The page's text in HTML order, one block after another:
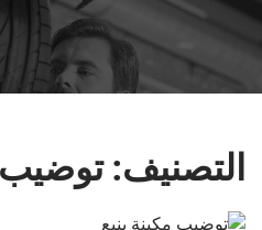
التصنيف:توضيب